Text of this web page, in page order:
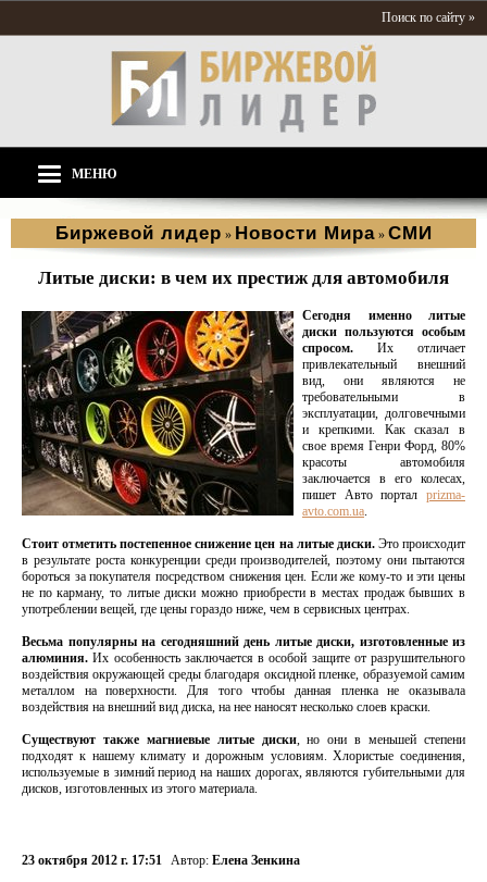
Поиск по сайту »
МЕНЮ
Биржевой лидер » Новости Мира » СМИ
Литые диски: в чем их престиж для автомобиля
Сегодня именно литые
диски пользуются особым
спросом. Их отличает
привлекательный внешний
вид, они являются не
требовательными в
эксплуатации, долговечными
и крепкими. Как сказал в
свое время Генри Форд, 80%
красоты автомобиля
заключается в его колесах,
пишет Авто портал prizma-
avto.com.ua.
Стоит отметить постепенное снижение цен на литые диски.Это происходит
в результате роста конкуренции среди производителей, поэтому они пытаются
бороться за покупателя посредством снижения цен. Если же кому-то и эти цены
не по карману, то литые диски можно приобрести в местах продаж бывших в
употреблении вещей, где цены гораздо ниже, чем в сервисных центрах.
Весьма популярны на сегодняшний день литые диски, изготовленные из
алюминия. Их особенность заключается в особой защите от разрушительного
воздействия окружающей среды благодаря оксидной пленке, образуемой самим
металлом на поверхности. Для того чтобы данная пленка не оказывала
воздействия на внешний вид диска, на нее наносят несколько слоев краски.
Существуют также магниевые литые диски, но они в меньшей степени
подходят к нашему климату и дорожным условиям. Хлористые соединения,
используемые в зимний период на наших дорогах, являются губительными для
дисков, изготовленных из этого материала.
23 октября 2012 г. 17:51 Автор: Елена Зенкина